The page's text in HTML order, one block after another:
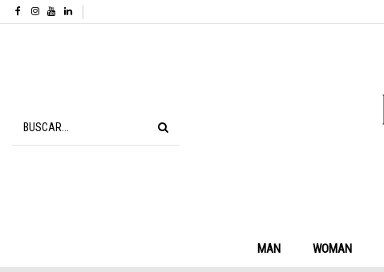
MAN WOMAN